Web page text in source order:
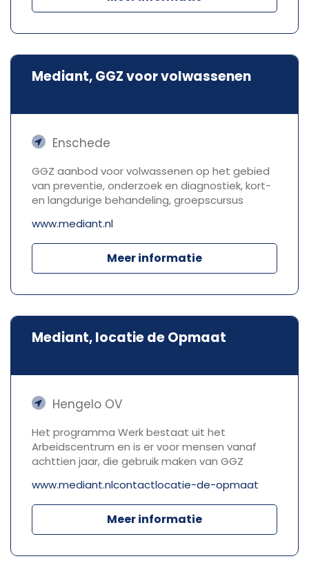
Mediant, GGZ voor volwassenen
Enschede
GGZ aanbod voor volwassenen op het gebied
van preventie, onderzoek en diagnostiek, kort-
en langdurige behandeling, groepscursus
www.mediant.nl
Meer informatie
Mediant, locatie de Opmaat
Hengelo OV
Het programma Werk bestaat uit het
Arbeidscentrum en is er voor mensen vanaf
achttien jaar, die gebruik maken van GGZ
www.mediant.nlcontactlocatie-de-opmaat
Meer informatie